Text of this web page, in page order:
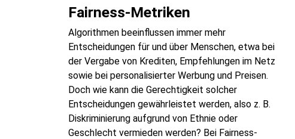
Fairness-Metriken
Algorithmen beeinflussen immer mehr
Entscheidungen für und über Menschen, etwa bei
der Vergabe von Krediten, Empfehlungen im Netz
sowie bei personalisierter Werbung und Preisen.
Doch wie kann die Gerechtigkeit solcher
Entscheidungen gewährleistet werden, also z. B.
Diskriminierung aufgrund von Ethnie oder
Geschlecht vermieden werden? Bei Fairness-